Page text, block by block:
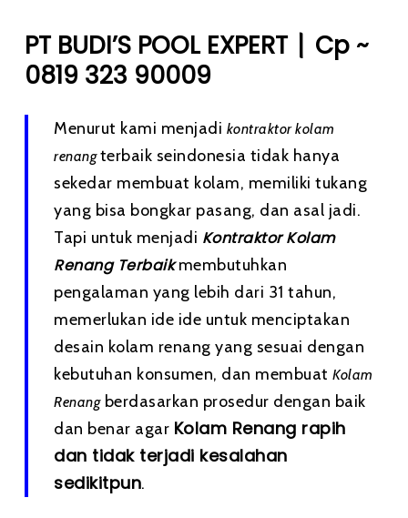
PT BUDI’S POOL EXPERT| Cp ~
0819 323 90009
Menurut kami menjadi kontraktor kolam
renangterbaik seindonesia tidak hanya
sekedar membuat kolam, memiliki tukang
yang bisa bongkar pasang, dan asal jadi.
Tapi untuk menjadi Kontraktor Kolam
Renang Terbaikmembutuhkan
pengalaman yang lebih dari 31 tahun,
memerlukan ide ide untuk menciptakan
desain kolam renang yang sesuai dengan
kebutuhan konsumen, dan membuatKolam
Renangberdasarkan prosedur dengan baik
dan benar agar Kolam Renang rapih
dan tidak terjadi kesalahan
sedikitpun.